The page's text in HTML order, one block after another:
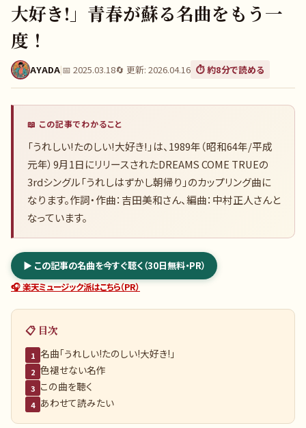
大好き!」青春が蘇る名曲をもう一
度！
AYADA|📅 2025.03.18🔄 更新: 2026.04.16 ⏱️ 約8分で読める
📖 この記事でわかること
「うれしい!たのしい!大好き!」は、1989年（昭和64年/平成
元年）9月1日にリリースされたDREAMS COME TRUEの
3rdシングル「うれしはずかし朝帰り」のカップリング曲に
なります。作詞・作曲：吉田美和さん、編曲：中村正人さんと
なっています。
▶ この記事の名曲を今すぐ聴く（30日無料・PR）
🎧 楽天ミュージック派はこちら（PR）
📋 目次
1 名曲「うれしい!たのしい!大好き!」
2 色褪せない名作
3 この曲を聴く
4 あわせて読みたい